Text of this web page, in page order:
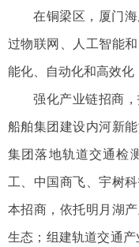
在铜梁区，厦门
过物联网、人工智能
能化、自动化和高效化
强化产业链招商
船舶集团建设内河新
集团落地轨道交通检
工、中国商飞、宇树
本招商，依托明月湖
生态；组建轨道交通